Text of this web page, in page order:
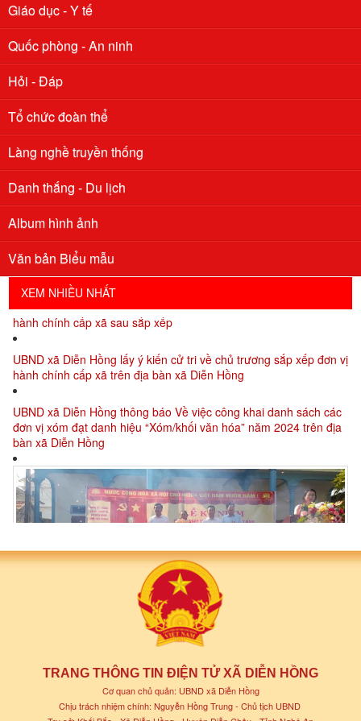
Giáo dục - Y tế
Quốc phòng - An ninh
Hỏi - Đáp
Tổ chức đoàn thể
Làng nghề truyền thống
Danh thắng - Du lịch
Album hình ảnh
Văn bản Biểu mẫu
XEM NHIỀU NHẤT
Xã Diễn Hồng thông báo lấy ý kiến cử tri về việc đổi tên đơn vị
hành chính cấp xã sau sắp xếp
UBND xã Diễn Hồng lấy ý kiến cử tri về chủ trương sắp xếp đơn vị
hành chính cấp xã trên địa bàn xã Diễn Hồng
UBND xã Diễn Hồng thông báo Về việc công khai danh sách các
đơn vị xóm đạt danh hiệu “Xóm/khối văn hóa” năm 2024 trên địa
bàn xã Diễn Hồng
Lễ Công bố Quyết định danh hiệu khu dân cư văn hóa Xóm Hoa
Thành, xã Diễn Hồng và Kỷ niệm 94 năm ngày thành lập Mặt trận
dân tộc thống nhất Việt Nam (18/11/1930-18/11/2024)
TRANG THÔNG TIN ĐIỆN TỬ XÃ DIỄN HỒNG
Cơ quan chủ quản: UBND xã Diễn Hồng
Chịu trách nhiệm chính: Nguyễn Hồng Trung - Chủ tịch UBND